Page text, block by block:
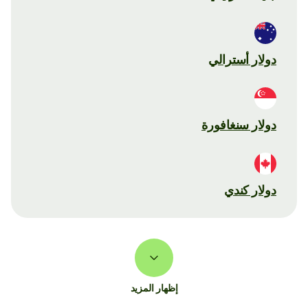
دولار أسترالي
دولار سنغافورة
دولار كندي
إظهار المزيد